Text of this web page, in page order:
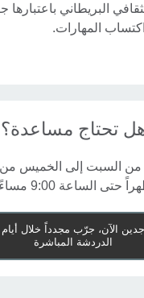
البريطاني باعتبارها
المهارات.
تحتاج مساعدة؟
حتى الساعة 9:00 مساءً.
الآن، جرّب مجدداً خلال
الدردشة المباشرة